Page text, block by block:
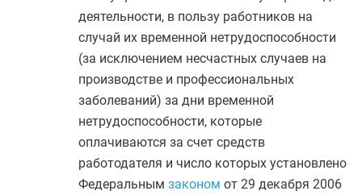
деятельности, в пользу работников на
случай их временной нетрудоспособности
(за исключением несчастных случаев на
производстве и профессиональных
заболеваний) за дни временной
нетрудоспособности, которые
оплачиваются за счет средств
работодателя и число которых установлено
Федеральным законом от 29 декабря 2006